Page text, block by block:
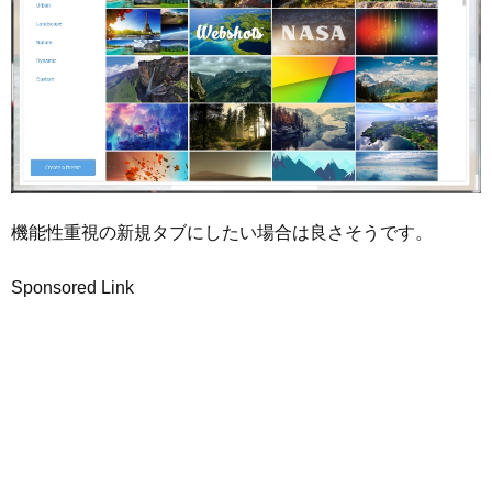
機能性重視の新規タブにしたい場合は良さそうです。
Sponsored Link